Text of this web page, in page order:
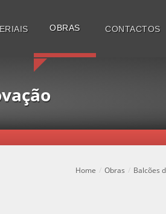
OBRAS CONTACTOS
Home / Obras / Balcões